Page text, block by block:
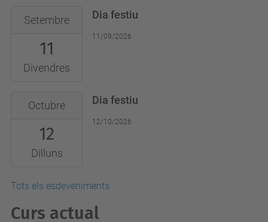
Setembre
11
Divendres
Dia festiu
11/09/2026
Octubre
12
Dilluns
Dia festiu
12/10/2026
Tots els esdeveniments
Curs actual